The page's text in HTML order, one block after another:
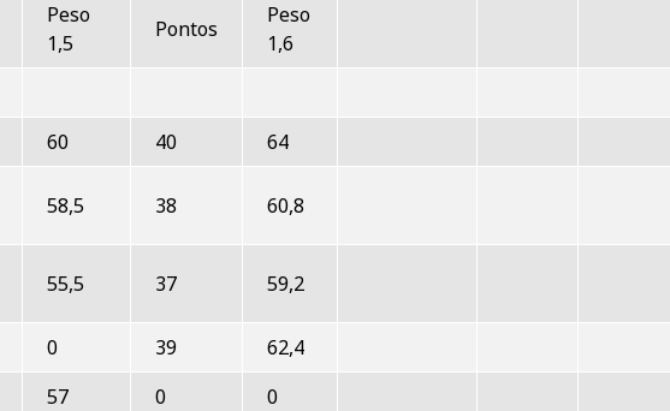
Peso
1,5
Pontos
Peso
1,6
60 40 64
58,5 38 60,8
55,5 37 59,2
0 39
62,4
57 0
0